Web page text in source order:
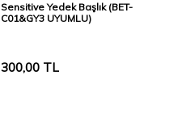
Sensitive Yedek Başlık (BET-
C01&GY3 UYUMLU)
300,00 TL